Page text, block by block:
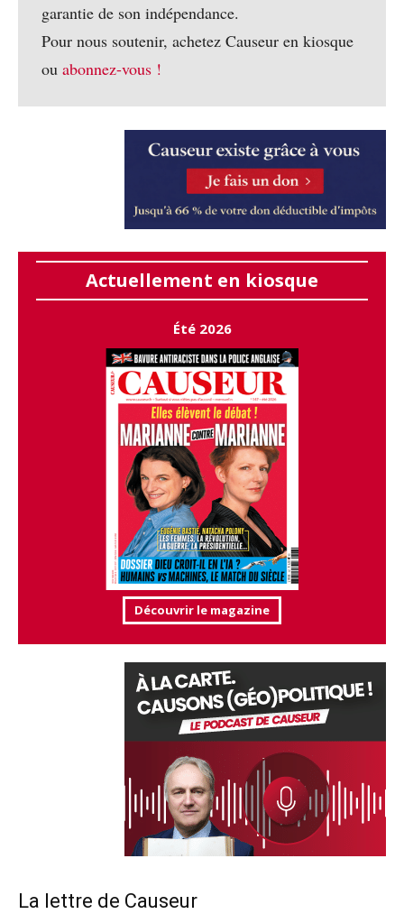
garantie de son indépendance.
Pour nous soutenir, achetez Causeur en kiosque
ou abonnez-vous !
Actuellement en kiosque
Été 2026
Découvrir le magazine
La lettre de Causeur